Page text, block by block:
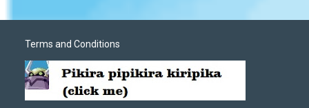
Terms and Conditions